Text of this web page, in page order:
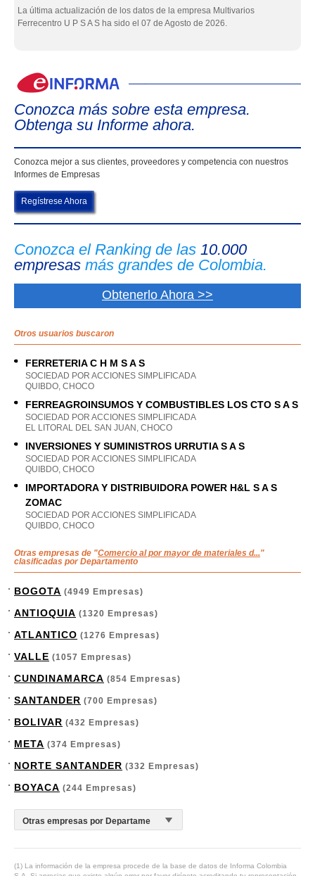
La última actualización de los datos de la empresa Multivarios
Ferrecentro U P S A S ha sido el 07 de Agosto de 2026.
Conozca más sobre esta empresa.
Obtenga su Informe ahora.
Conozca mejor a sus clientes, proveedores y competencia con nuestros
Informes de Empresas
Regístrese Ahora
Conozca el Ranking de las 10.000
empresas más grandes de Colombia.
Obtenerlo Ahora >>
Otros usuarios buscaron
FERRETERIA C H M S A S
SOCIEDAD POR ACCIONES SIMPLIFICADA
QUIBDO, CHOCO
FERREAGROINSUMOS Y COMBUSTIBLES LOS CTO S A S
SOCIEDAD POR ACCIONES SIMPLIFICADA
EL LITORAL DEL SAN JUAN, CHOCO
INVERSIONES Y SUMINISTROS URRUTIA S A S
SOCIEDAD POR ACCIONES SIMPLIFICADA
QUIBDO, CHOCO
IMPORTADORA Y DISTRIBUIDORA POWER H&L S A S
ZOMAC
SOCIEDAD POR ACCIONES SIMPLIFICADA
QUIBDO, CHOCO
Otras empresas de "Comercio al por mayor de materiales d..."
clasificadas por Departamento
BOGOTA (4949 Empresas)
ANTIOQUIA (1320 Empresas)
ATLANTICO (1276 Empresas)
VALLE (1057 Empresas)
CUNDINAMARCA (854 Empresas)
SANTANDER (700 Empresas)
BOLIVAR (432 Empresas)
META (374 Empresas)
NORTE SANTANDER (332 Empresas)
BOYACA (244 Empresas)
(1) La información de la empresa procede de la base de datos de Informa Colombia